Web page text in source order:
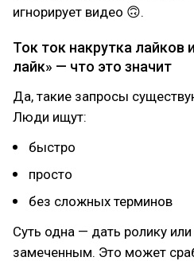
игнорирует видео 🙃.
Ток ток накрутка лайков
лайк» — что это значит
Да, такие запросы
Люди ищут:
быстро
просто
без сложных терминов
Суть одна — дать ролику
замеченным. Это может